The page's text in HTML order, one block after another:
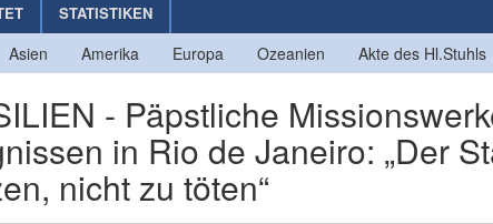
STATISTIKEN
Asien Amerika Europa Ozeanien Akte des Hl.Stuhls
- Päpstliche
in Rio de Janeiro: „Der
nicht zu töten“